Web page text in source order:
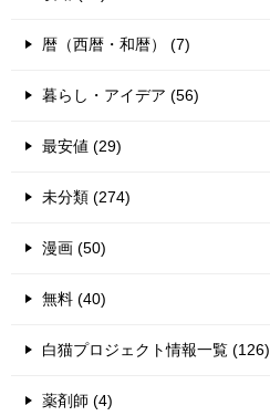
暦（西暦・和暦） (7)
暮らし・アイデア (56)
最安値 (29)
未分類 (274)
漫画 (50)
無料 (40)
白猫プロジェクト情報一覧 (126)
薬剤師 (4)